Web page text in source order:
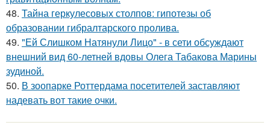
48. Тайна геркулесовых столпов: гипотезы об
образовании гибралтарского пролива.
49. "Ей Слишком Натянули Лицо" - в сети обсуждают
внешний вид 60-летней вдовы Олега Табакова Марины
зудиной.
50. В зоопарке Роттердама посетителей заставляют
надевать вот такие очки.